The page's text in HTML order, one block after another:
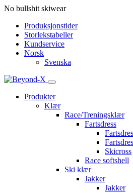
No bullshit skiwear
Produksjonstider
Storlekstabeller
Kundservice
Norsk
Svenska
Produkter
Klær
Race/Treningsklær
Fartsdress
Skicross
Race softshell
Ski klær
Jakker
Jakker